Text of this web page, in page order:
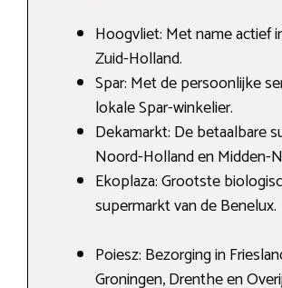
Hoogvliet: Met name actief
Zuid-Holland.
Spar: Met de persoonlijke
lokale Spar-winkelier.
Dekamarkt: De betaalbare
Noord-Holland en Midden-
Ekoplaza: Grootste
supermarkt van de Benelux.
Poiesz: Bezorging in
Groningen, Drenthe en